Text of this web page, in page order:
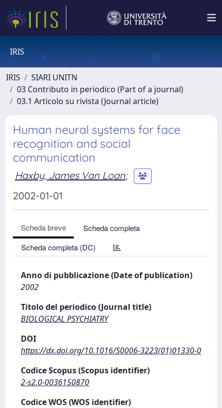
IRIS
IRIS
SIARI UNITN
03 Contributo in periodico (Part of a journal)
03.1 Articolo su rivista (Journal article)
Human neural systems for face
recognition and social
communication
Haxby, James Van Loan;
2002-01-01
Scheda breve
Scheda completa
Scheda completa (DC)
Anno di pubblicazione (Date of publication)
2002
Titolo del periodico (Journal title)
BIOLOGICAL PSYCHIATRY
DOI
https://dx.doi.org/10.1016/S0006-3223(01)01330-0
Codice Scopus (Scopus identifier)
2-s2.0-0036150870
Codice WOS (WOS identifier)